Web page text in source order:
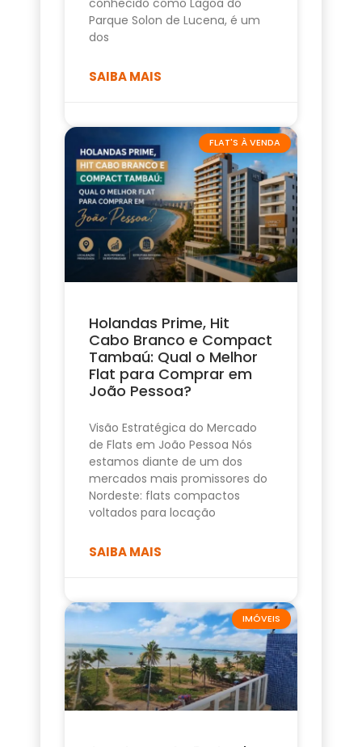
Parque Solon de Lucena, é um
dos
SAIBA MAIS
FLAT'S À VENDA
Holandas Prime, Hit
Cabo Branco e Compact
Tambaú: Qual o Melhor
Flat para Comprar em
João Pessoa?
Visão Estratégica do Mercado
de Flats em João Pessoa Nós
estamos diante de um dos
mercados mais promissores do
Nordeste: flats compactos
voltados para locação
SAIBA MAIS
IMÓVEIS